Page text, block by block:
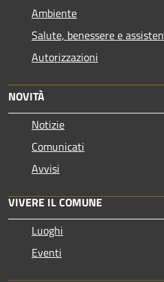
Ambiente
Salute, benessere e
Autorizzazioni
NOVITÀ
Notizie
Comunicati
Avvisi
VIVERE IL COMUNE
Luoghi
Eventi